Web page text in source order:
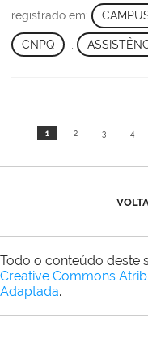
registrado em:
CNPQ
1 2 3 4
Todo o conteúdo deste
Creative Commons
Adaptada.